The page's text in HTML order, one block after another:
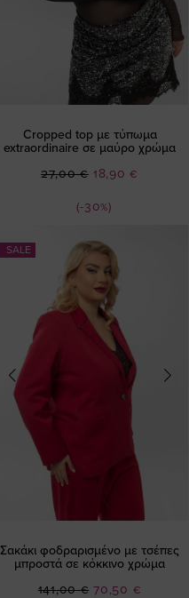
Cropped top με τύπωμα
extraordinaire σε μαύρο χρώμα
(-30%)
Ειδική
18,90 €
27,00 €
SALE
Σακάκι φοδραρισμένο με τσέπες
μπροστά σε κόκκινο χρώμα
Ειδική
70,50 €
141,00 €